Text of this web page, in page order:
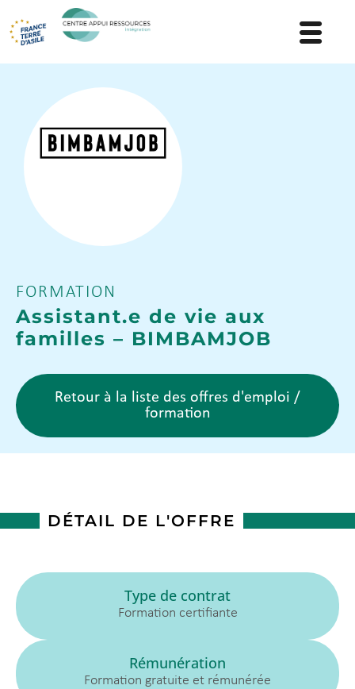
FORMATION
Assistant.e de vie aux
familles – BIMBAMJOB
Retour à la liste des offres d'emploi /
formation
DÉTAIL DE L'OFFRE
Type de contrat
Formation certifiante
Rémunération
Formation gratuite et rémunérée